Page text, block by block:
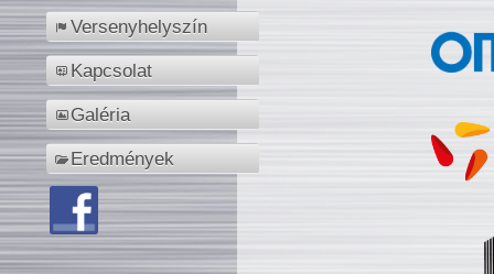
Versenyhelyszín
Kapcsolat
Galéria
Eredmények